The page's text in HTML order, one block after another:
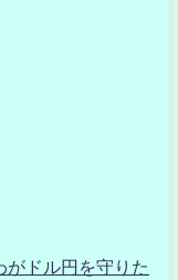
がドル円を守りた